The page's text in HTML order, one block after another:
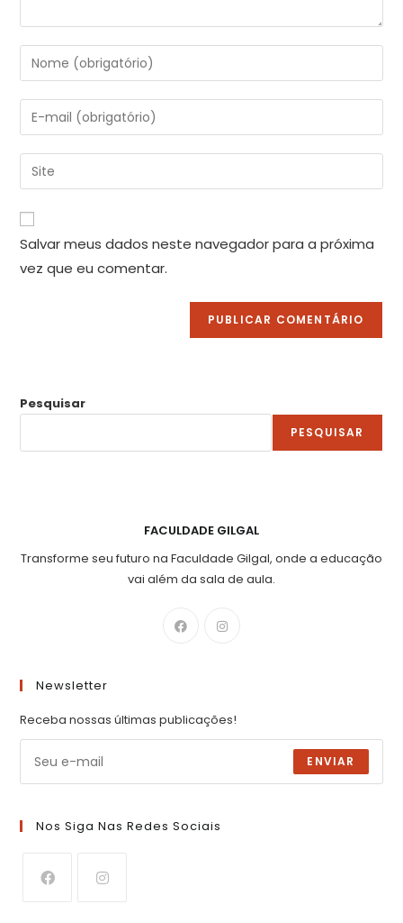
Salvar meus dados neste navegador para a próxima
vez que eu comentar.
Pesquisar
PESQUISAR
FACULDADE GILGAL
Transforme seu futuro na Faculdade Gilgal, onde a educação
vai além da sala de aula.
Newsletter
Receba nossas últimas publicações!
ENVIAR
Nos Siga Nas Redes Sociais